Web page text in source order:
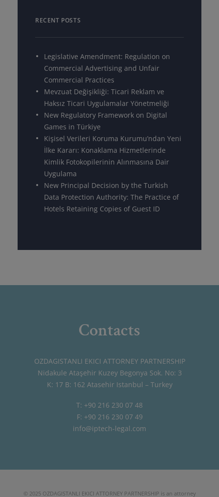
RECENT POSTS
Legislative Amendment: Regulation on
Commercial Advertising and Unfair
Commercial Practices
Mevzuat Değişikliği: Ticari Reklam ve
Haksız Ticari Uygulamalar Yönetmeliği
New Regulatory Framework on Digital
Games in Türkiye
Kişisel Verileri Koruma Kurumu’ndan Yeni
İlke Kararı: Konaklama Hizmetlerinde
Kimlik Fotokopilerinin Alınmasına Dair
Uygulama
New Principal Decision by the Turkish
Data Protection Authority: The Practice of
Hotels Retaining Copies of Guest ID
Contacts
OZDAGISTANLI EKICI ATTORNEY PARTNERSHIP
Nidakule Ataşehir Kuzey Begonya Sok. No: 3
K: 17 B: 162 Atasehir Istanbul – Turkey
T: +90 216 230 07 48
F: +90 216 230 07 49
info@iptech-legal.com
© 2025 OZDAGISTANLI EKICI ATTORNEY PARTNERSHIP is an attorney